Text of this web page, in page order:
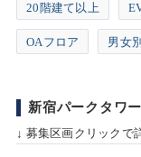
20階建て以上
OAフロア 男女
新宿パークタワ
↓ 募集区画クリックで